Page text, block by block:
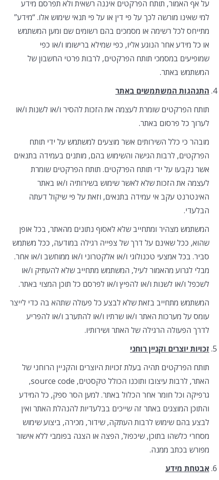
על אף האמור, תותח הפרקטים איננה רשאית ולא תפרסם מידע
למי שאינו מורשה לכך על פי דין או על פי תנאי שימוש אלו. “מידע”
מתייחס לכל רשימה או מסמכים בהם רשומים שם ומען המשתמש
או כל מידע אחר הנוגע אליו, כפי שמילא ברישומו ו/או כפי
שמופיעים במסמכי תותח הפרקטים, לרבות פרטי החשבון של
המשתמש באתר.
התנהגות המשתמשים באתר
תותח הפרקטים שומרת לעצמה את הזכות להסיר ו/או לשנות ו/או
לערוך כל פרסום באתר.
מובהר כי כלל השירותים אשר מוצעים למשתמש על ידי תותח
הפרקטים, לרבות הגישה והשימוש בהם, מותנים בעמידה בתנאים
אשר נקבעו על ידי תותח הפרקטים. תותח הפרקטים שומרת
לעצמה את הזכות שלא לאשר שימוש בשירותיה ו/או באתר
האינטרנט עקב אי עמידה בתנאים, וזאת על פי שיקול דעתה
הבלעדי.
המשתמש מצהיר ומתחייב שלא לאסוף נתונים מהאתר, בכל אופן
שהוא, ככל שאינם על דרך של צפייה רגילה במודעה, ככל משתמש
סביר. בכל אמצעי טכנולוגי ו/או אלקטרוני ו/או ממוחשב ו/או אחר.
מבלי לגרוע מהאמור לעיל, המשתמש מתחייב שלא להעתיק ו/או
לשכפל ו/או לשנות ו/או להפיץ ו/או לפרסם כל תוכן המצוי באתר.
המשתמש מתחייב בזאת שלא לבצע כל פעולה שתהא בה כדי לייצר
עומס על מערכות האתר ו/או שרתיו ו/או להתערב ו/או להפריע
לדרך הפעולה הרגילה של האתר ושירותיו.
זכויות יוצרים וקניין רוחני
תותח הפרקטים תהיה בעלת זכויות היוצרים והקניין הרוחני של
האתר, לרבות עיצובו ותוכנו הכולל טקסטים, source code,
גרפיקה וכל חומר אחר הכלול באתר. למען הסר ספק, כל המידע
והתוכן המוצגים באתר זה שייכים בבלעדיות להנהלת האתר ואין
לבצע בהם שימוש לרבות העתקה, שידור, מכירה, ביצוע שימוש
מסחרי כלשהו בתוכן, שיכפול, הפצה או הצגה בפומבי ללא אישור
מפורש בכתב ממנה.
אבטחת מידע